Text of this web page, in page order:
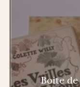
Boite